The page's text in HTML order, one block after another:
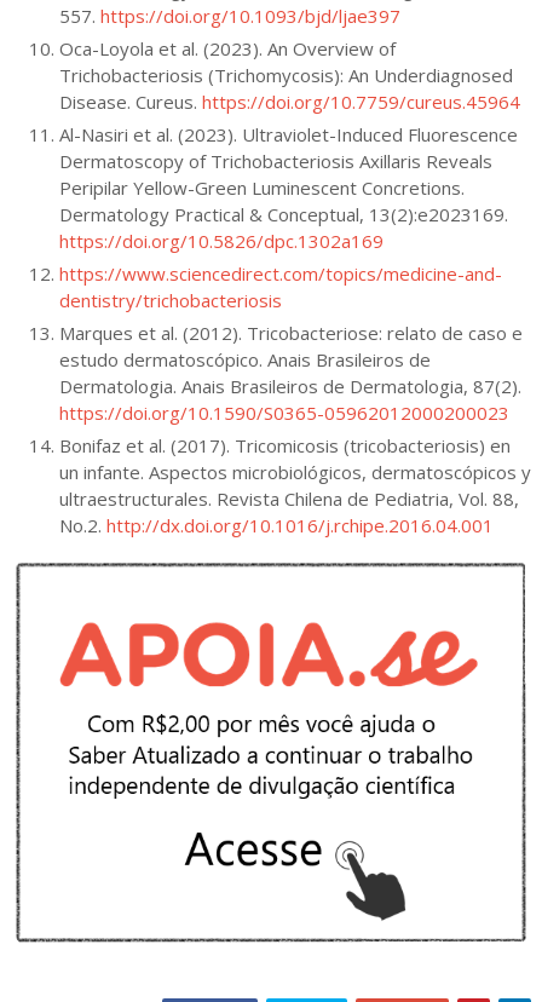
557. https://doi.org/10.1093/bjd/ljae397
Oca-Loyola et al. (2023). An Overview of
Trichobacteriosis (Trichomycosis): An Underdiagnosed
Disease. Cureus. https://doi.org/10.7759/cureus.45964
Al-Nasiri et al. (2023). Ultraviolet-Induced Fluorescence
Dermatoscopy of Trichobacteriosis Axillaris Reveals
Peripilar Yellow-Green Luminescent Concretions.
Dermatology Practical & Conceptual, 13(2):e2023169.
https://doi.org/10.5826/dpc.1302a169
https://www.sciencedirect.com/topics/medicine-and-
dentistry/trichobacteriosis
Marques et al. (2012). Tricobacteriose: relato de caso e
estudo dermatoscópico. Anais Brasileiros de
Dermatologia. Anais Brasileiros de Dermatologia, 87(2).
https://doi.org/10.1590/S0365-05962012000200023
Bonifaz et al. (2017). Tricomicosis (tricobacteriosis) en
un infante. Aspectos microbiológicos, dermatoscópicos y
ultraestructurales. Revista Chilena de Pediatria, Vol. 88,
No.2. http://dx.doi.org/10.1016/j.rchipe.2016.04.001